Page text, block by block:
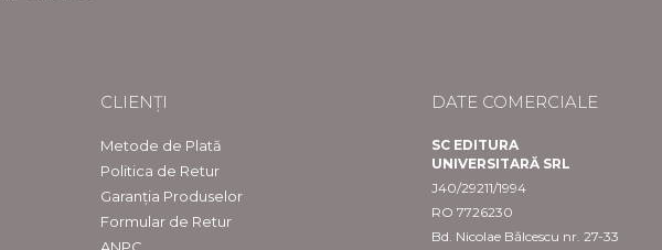
CLIENȚI
Metode de Plată
Politica de Retur
Garanția Produselor
Formular de Retur
ANPC
DATE COMERCIALE
SC EDITURA
UNIVERSITARĂ SRL
J40/29211/1994
RO 7726230
Bd. Nicolae Bălcescu nr. 27-33